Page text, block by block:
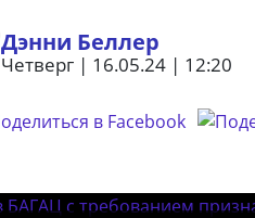
Дэнни Беллер
Четверг | 16.05.24 | 12:20